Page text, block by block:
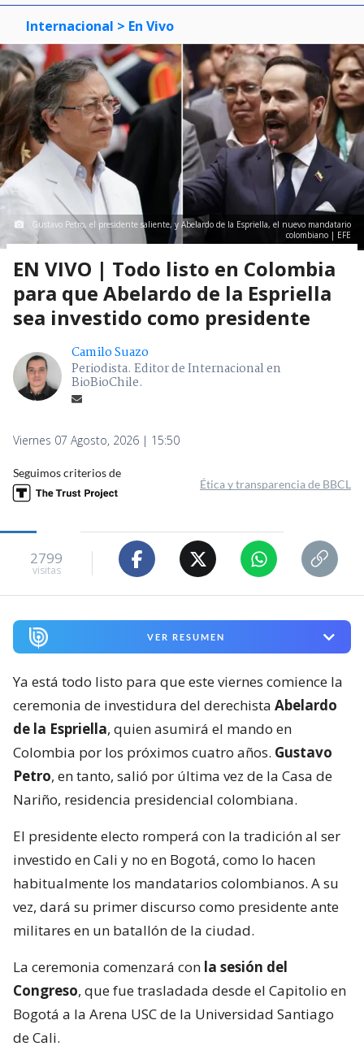
Internacional > En Vivo
Gustavo Petro, el presidente saliente, y Abelardo de la Espriella, el nuevo mandatario
colombiano | EFE
EN VIVO | Todo listo en Colombia
para que Abelardo de la Espriella
sea investido como presidente
Camilo Suazo
Periodista. Editor de Internacional en
BioBioChile.
Viernes 07 Agosto, 2026 | 15:50
Seguimos criterios de
Ética y transparencia de BBCL
2799
visitas
VER RESUMEN
Ya está todo listo para que este viernes comience la
ceremonia de investidura del derechista Abelardo
de la Espriella, quien asumirá el mando en
Colombia por los próximos cuatro años. Gustavo
Petro, en tanto, salió por última vez de la Casa de
Nariño, residencia presidencial colombiana.
El presidente electo romperá con la tradición al ser
investido en Cali y no en Bogotá, como lo hacen
habitualmente los mandatarios colombianos. A su
vez, dará su primer discurso como presidente ante
militares en un batallón de la ciudad.
La ceremonia comenzará con la sesión del
Congreso, que fue trasladada desde el Capitolio en
Bogotá a la Arena USC de la Universidad Santiago
de Cali.